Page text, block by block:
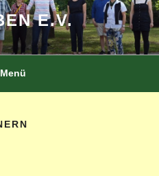
E.V.
Menü